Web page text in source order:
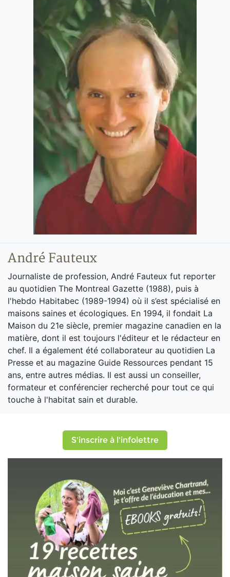
André Fauteux
Journaliste de profession, André Fauteux fut reporter
au quotidien The Montreal Gazette (1988), puis à
l'hebdo Habitabec (1989-1994) où il s’est spécialisé en
maisons saines et écologiques. En 1994, il fondait La
Maison du 21e siècle, premier magazine canadien en la
matière, dont il est toujours l'éditeur et le rédacteur en
chef. Il a également été collaborateur au quotidien La
Presse et au magazine Guide Ressources pendant 15
ans, entre autres médias. Il est aussi un conseiller,
formateur et conférencier recherché pour tout ce qui
touche à l'habitat sain et durable.
S'inscrire à l'infolettre